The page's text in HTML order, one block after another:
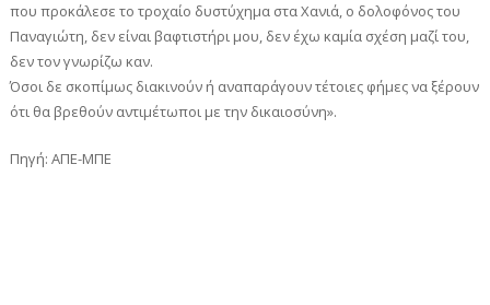
που προκάλεσε το τροχαίο δυστύχημα στα Χανιά, ο δολοφόνος του
Παναγιώτη, δεν είναι βαφτιστήρι μου, δεν έχω καμία σχέση μαζί του,
δεν τον γνωρίζω καν.
Όσοι δε σκοπίμως διακινούν ή αναπαράγουν τέτοιες φήμες να ξέρουν
ότι θα βρεθούν αντιμέτωποι με την δικαιοσύνη».
Πηγή: ΑΠΕ-ΜΠΕ